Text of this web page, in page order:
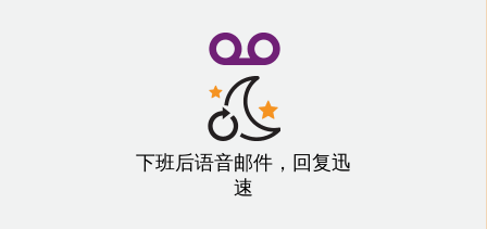
下班后语音邮件，回复迅
速